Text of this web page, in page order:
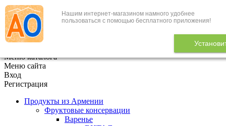
Нашим интернет-магазином намного удобнее
пользоваться с помощью бесплатного приложения!
+7 (495) 646-888-1
В корзине 0
Меню каталога
Меню сайта
Вход
Регистрация
Продукты из Армении
Фруктовые консервации
Варенье